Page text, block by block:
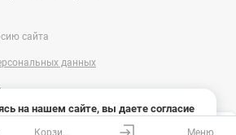
на нашем сайте, вы даете согласие
файлов cookies и сбор данных
сайта
данных
справочный характер и не является
положениями Статьи 437
Меню